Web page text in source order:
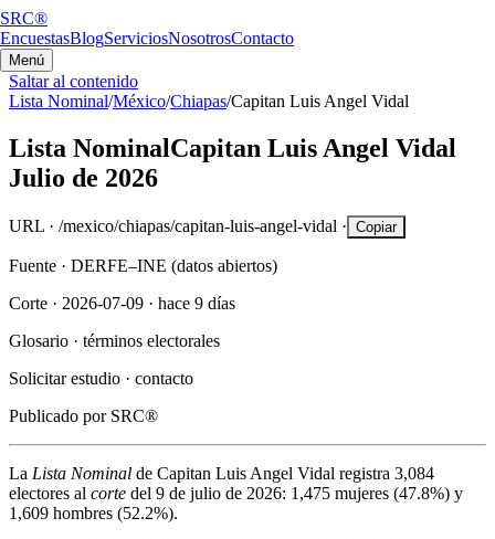
SRC®
EncuestasBlogServiciosNosotrosContacto
Menú
Saltar al contenido
Lista Nominal/México/Chiapas/Capitan Luis Angel Vidal
Lista NominalCapitan Luis Angel Vidal
Julio de 2026
URL · /mexico/chiapas/capitan-luis-angel-vidal · Copiar
Fuente · DERFE–INE (datos abiertos)
Corte · 2026-07-09 · hace 9 días
Glosario · términos electorales
Solicitar estudio · contacto
Publicado por SRC®
La Lista Nominal de Capitan Luis Angel Vidal registra 3,084
electores al corte del 9 de julio de 2026: 1,475 mujeres (47.8%) y
1,609 hombres (52.2%).